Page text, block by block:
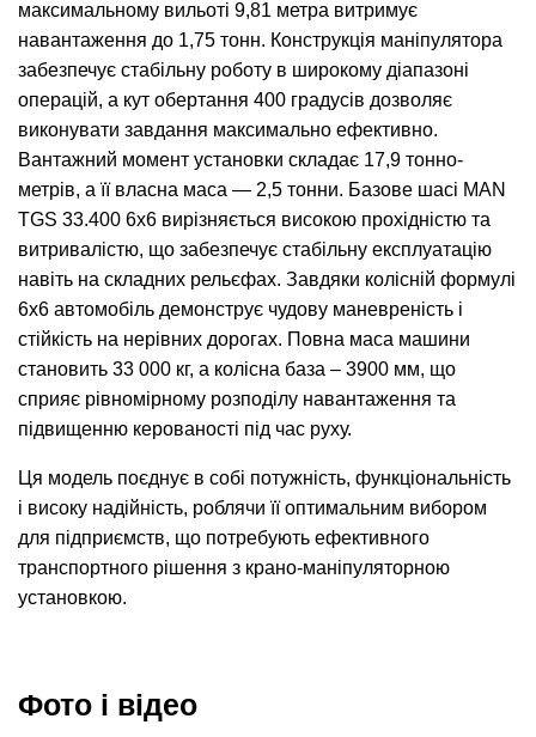
максимальному вильоті 9,81 метра витримує
навантаження до 1,75 тонн. Конструкція маніпулятора
забезпечує стабільну роботу в широкому діапазоні
операцій, а кут обертання 400 градусів дозволяє
виконувати завдання максимально ефективно.
Вантажний момент установки складає 17,9 тонно-
метрів, а її власна маса — 2,5 тонни. Базове шасі MAN
TGS 33.400 6x6 вирізняється високою прохідністю та
витривалістю, що забезпечує стабільну експлуатацію
навіть на складних рельєфах. Завдяки колісній формулі
6х6 автомобіль демонструє чудову маневреність і
стійкість на нерівних дорогах. Повна маса машини
становить 33 000 кг, а колісна база – 3900 мм, що
сприяє рівномірному розподілу навантаження та
підвищенню керованості під час руху.
Ця модель поєднує в собі потужність, функціональність
і високу надійність, роблячи її оптимальним вибором
для підприємств, що потребують ефективного
транспортного рішення з крано-маніпуляторною
установкою.
Фото і відео